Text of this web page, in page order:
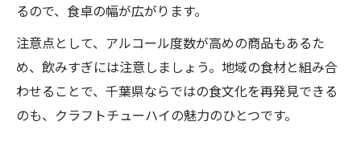
るので、食卓の幅が広がります。
注意点として、アルコール度数が高めの商品もあるた
め、飲みすぎには注意しましょう。地域の食材と組み合
わせることで、千葉県ならではの食文化を再発見できる
のも、クラフトチューハイの魅力のひとつです。